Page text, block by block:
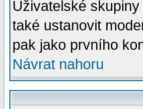
Uživatelské
také ustanovit
pak jako prvního
Návrat nahoru